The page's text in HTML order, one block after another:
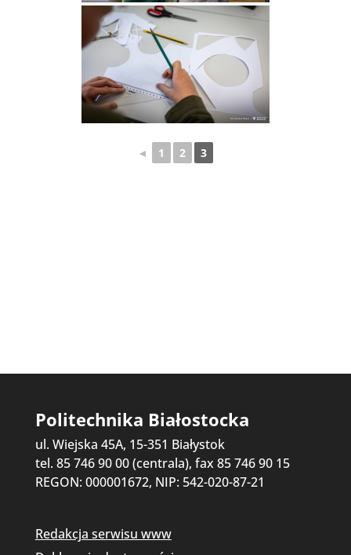
◄ 1 2 3
Politechnika Białostocka
ul. Wiejska 45A, 15-351 Białystok
tel. 85 746 90 00 (centrala), fax 85 746 90 15
REGON: 000001672, NIP: 542-020-87-21
Redakcja serwisu www